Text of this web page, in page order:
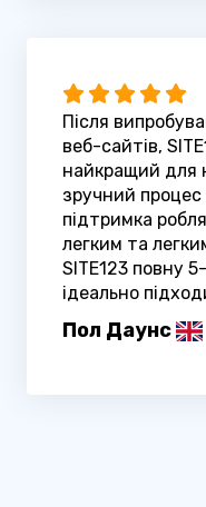
Після
веб-сайтів,
найкращий для
зручний
підтримка
легким та
SITE123 повну
ідеально
Пол Даунс